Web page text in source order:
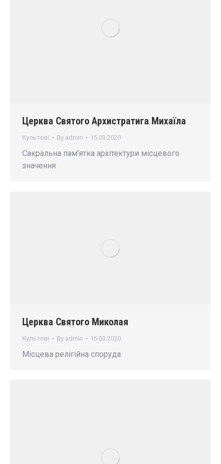
Церква Святого Архистратига Михаїла
Культові By admin 15.03.2020
Сакральна пам’ятка архітектури місцевого
значення
Церква Святого Миколая
Культові By admin 15.03.2020
Місцева релігійна споруда